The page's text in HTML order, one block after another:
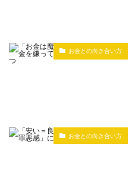
お金との向き合い方
お金との向き合い方